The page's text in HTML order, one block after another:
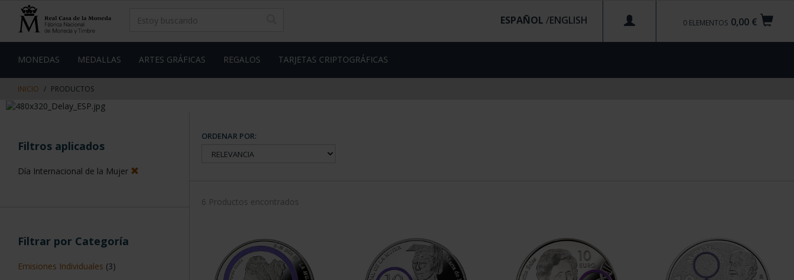
contenido
de
0,00 €
0 ELEMENTOS
ESPAÑOL /
MONEDAS MEDALLAS ARTES GRÁFICAS REGALOS TARJETAS CRIPTOGRÁFICAS
INICIO PRODUCTOS
Filtros aplicados
Día Internacional de la Mujer
Filtrar por Categoría
Emisiones Individuales (3)
ORDENAR POR:
6 Productos encontrados